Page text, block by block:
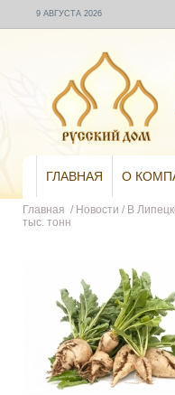
9 АВГУСТА 2026
ГЛАВНАЯ О
Главная / Новости / В
тыс. тонн